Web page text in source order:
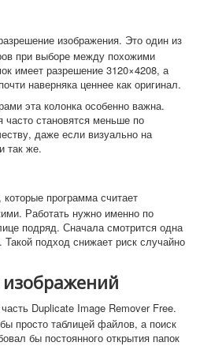
изображения. Это один из
при выборе между похожими
имеет разрешение 3120×4208, а
наверняка ценнее как оригинал.
эта колонка особенно важна.
становятся меньше по
даже если визуально на
так же.
программа считает
Работать нужно именно по
подряд. Сначала смотрится одна
подход снижает риск случайно
Duplicate Image Remover Free.
просто таблицей файлов, а поиск
бы постоянного открытия папок